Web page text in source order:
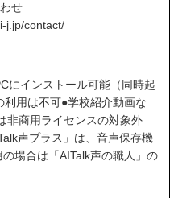
せ
j.jp/contact/
にインストール可能（同時起
用は不可●学校紹介動画な
非商用ライセンスの対象外
声プラス」は、音声保存機
場合は「AITalk声の職人」の